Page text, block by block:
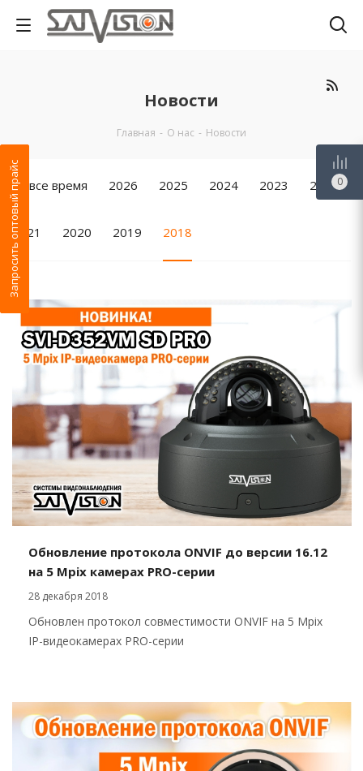
Новости
Главная - О нас - Новости
За все время 2026 2025 2024 2023 2022
2021 2020 2019 2018
Обновление протокола ONVIF до версии 16.12
на 5 Mpix камерах PRO-серии
28 декабря 2018
Обновлен протокол совместимости ONVIF на 5 Mpix
IP-видеокамерах PRO-серии
Запросить оптовый прайс 0